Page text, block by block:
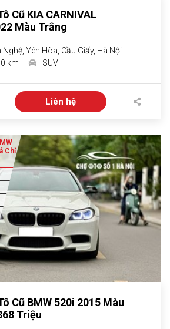
Cũ KIA CARNIVAL
Màu Trắng
Yên Hòa, Cầu Giấy, Hà Nội
km SUV
Liên hệ
Chỉ
Cũ BMW 520i 2015 Màu
Triệu